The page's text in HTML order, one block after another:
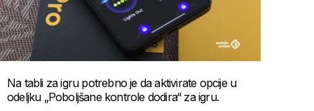
Na tabli za igru potrebno je da aktivirate opcije u
odeljku „Poboljšane kontrole dodira“ za igru.